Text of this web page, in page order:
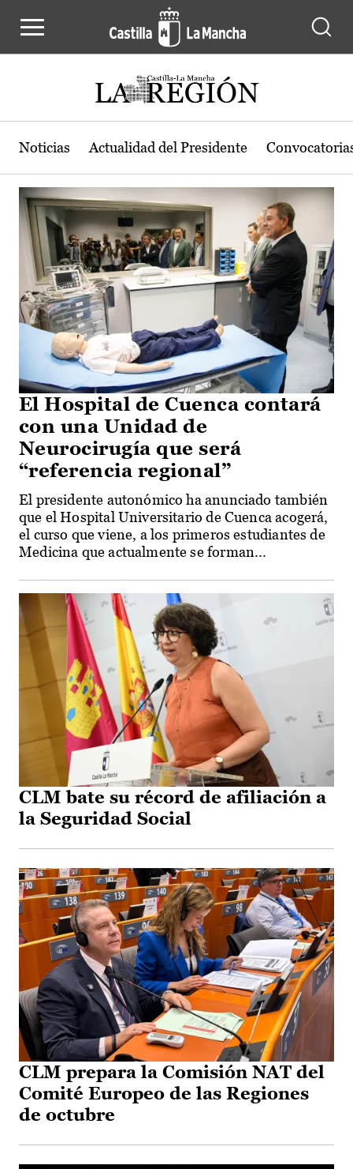
Actualidad de la región de Castilla-
Noticias Actualidad del Presidente
El Hospital de Cuenca contará
con una Unidad de
Neurocirugía que será
“referencia regional”
El presidente autonómico ha anunciado también
que el Hospital Universitario de Cuenca acogerá,
el curso que viene, a los primeros estudiantes de
Medicina que actualmente se forman...
CLM bate su récord de afiliación a
la Seguridad Social
CLM prepara la Comisión NAT del
Comité Europeo de las Regiones
de octubre